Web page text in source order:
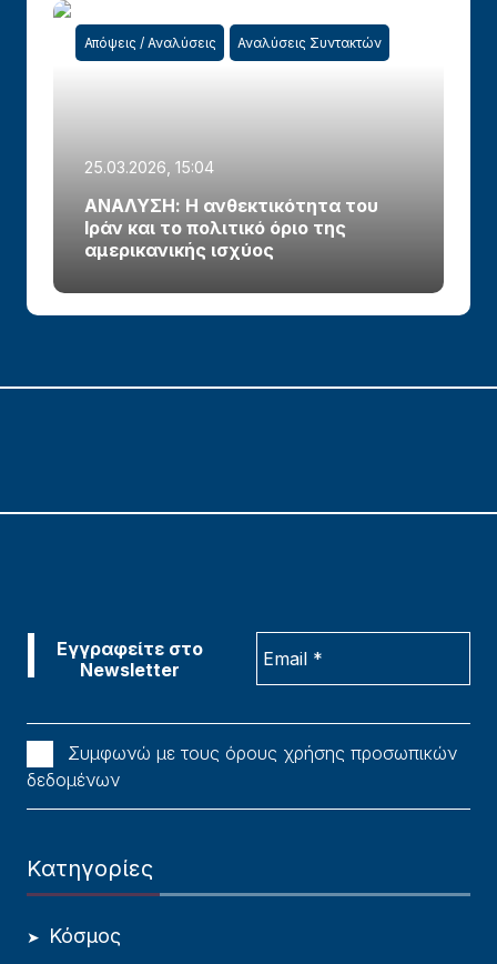
Απόψεις / Αναλύσεις Αναλύσεις Συντακτών
25.03.2026, 15:04
ΑΝΑΛΥΣΗ: Η ανθεκτικότητα του
Ιράν και το πολιτικό όριο της
αμερικανικής ισχύος
Συμφωνώ με τους όρους χρήσης προσωπικών
δεδομένων
Κατηγορίες
Κόσμος